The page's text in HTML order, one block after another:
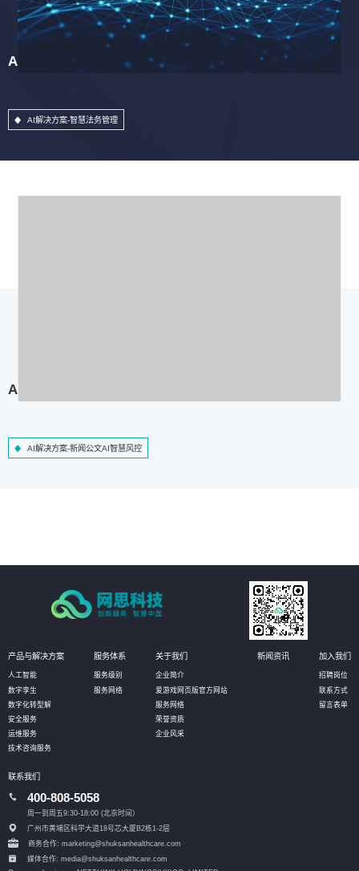
AI解决方案-智慧法务管理
AI解决方案-智慧法务管理
AI解决方案-新闻公文AI智慧风控
AI解决方案-新闻公文AI智慧风控
产品与解决方案
人工智能
数字孪生
数字化转型解
安全服务
运维服务
技术咨询服务
服务体系
服务级别
服务网络
关于我们
企业简介
爱游戏网页版官方网站
服务网络
荣誉资质
企业风采
新闻资讯 加入我们
招聘岗位
联系方式
留言表单
联系我们
400-808-5058
周一到周五9:30-18:00 (北京时间）
广州市黄埔区科学大道18号芯大厦B2栋1-2层
商务合作: marketing@shuksanhealthcare.com
媒体合作: media@shuksanhealthcare.com